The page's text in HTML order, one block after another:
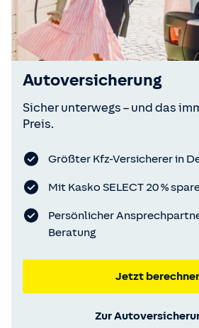
Autoversicherung
Sicher unterwegs – und das
Preis.
Größter Kfz-Versicherer in
Mit Kasko SELECT 20 %
Persönlicher
Beratung
Jetzt
Zur